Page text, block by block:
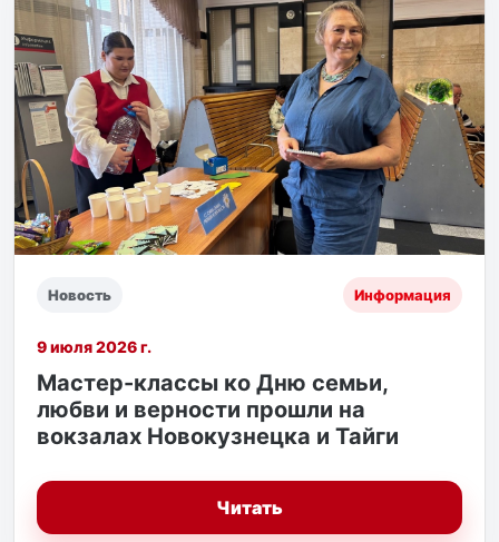
Новость Информация
9 июля 2026 г.
Мастер-классы ко Дню семьи,
любви и верности прошли на
вокзалах Новокузнецка и Тайги
Читать